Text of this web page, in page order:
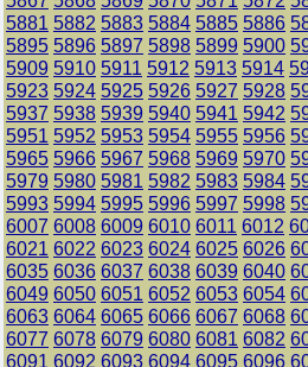
5881 5882 5883 5884 5885 5886
5895 5896 5897 5898 5899 5900
5909 5910 5911 5912 5913 5914
5923 5924 5925 5926 5927 5928
5937 5938 5939 5940 5941 5942
5951 5952 5953 5954 5955 5956
5965 5966 5967 5968 5969 5970
5979 5980 5981 5982 5983 5984
5993 5994 5995 5996 5997 5998
6007 6008 6009 6010 6011 6012
6021 6022 6023 6024 6025 6026
6035 6036 6037 6038 6039 6040
6049 6050 6051 6052 6053 6054
6063 6064 6065 6066 6067 6068
6077 6078 6079 6080 6081 6082
6091 6092 6093 6094 6095 6096